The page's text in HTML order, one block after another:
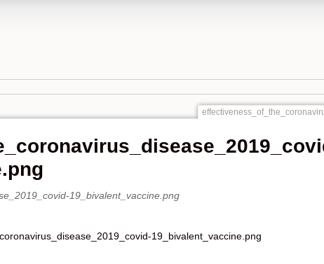
19_bivalent_vaccine.png